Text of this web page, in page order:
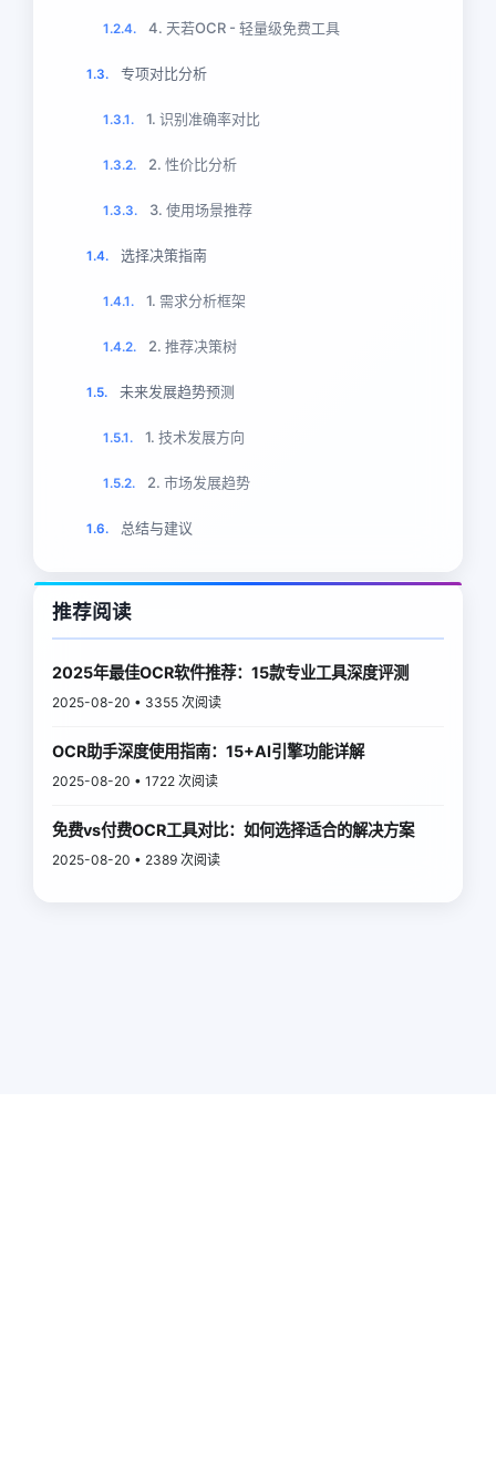
1.2.4. 4. 天若OCR - 轻量级免费工具
1.3. 专项对比分析
1.3.1. 1. 识别准确率对比
1.3.2. 2. 性价比分析
1.3.3. 3. 使用场景推荐
1.4. 选择决策指南
1.4.1. 1. 需求分析框架
1.4.2. 2. 推荐决策树
1.5. 未来发展趋势预测
1.5.1. 1. 技术发展方向
1.5.2. 2. 市场发展趋势
1.6. 总结与建议
推荐阅读
2025年最佳OCR软件推荐：15款专业工具深度评测
2025-08-20 • 3355 次阅读
OCR助手深度使用指南：15+AI引擎功能详解
2025-08-20 • 1722 次阅读
免费vs付费OCR工具对比：如何选择适合的解决方案
2025-08-20 • 2389 次阅读